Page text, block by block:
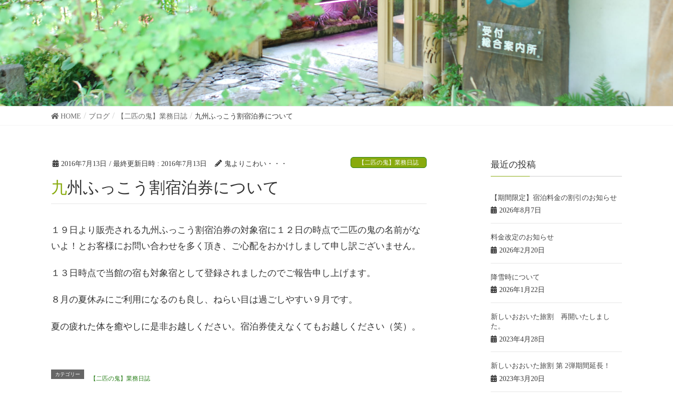
HOME ブログ 【二匹の鬼】業務日誌 九州ふっこう割宿泊券について
2016年7月13日 / 最終更新日時 : 2016年7月13日 鬼よりこわい・・・ 【二匹の鬼】業務日誌
九州ふっこう割宿泊券について
１９日より販売される九州ふっこう割宿泊券の対象宿に１２日の時点で二匹の鬼の名前がな
いよ！とお客様にお問い合わせを多く頂き、ご心配をおかけしまして申し訳ございません。
１３日時点で当館の宿も対象宿として登録されましたのでご報告申し上げます。
８月の夏休みにご利用になるのも良し、ねらい目は過ごしやすい９月です。
夏の疲れた体を癒やしに是非お越しください。宿泊券使えなくてもお越しください（笑）。
カテゴリー
【二匹の鬼】業務日誌
最近の投稿
【期間限定】宿泊料金の割引のお知らせ
2026年8月7日
料金改定のお知らせ
2026年2月20日
降雪時について
2026年1月22日
新しいおおいた旅割 再開いたしまし
た。
2023年4月28日
新しいおおいた旅割 第 2弾期間延長！
2023年3月20日